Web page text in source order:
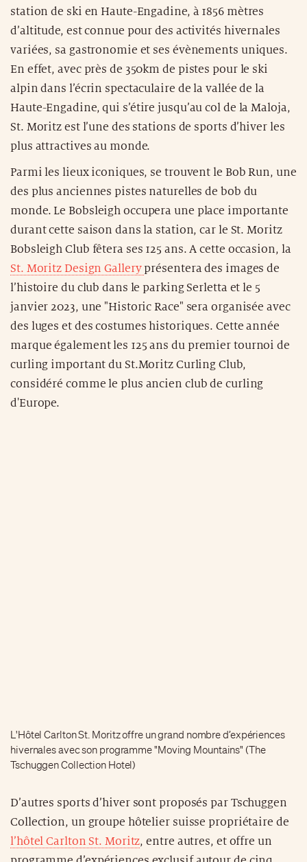
station de ski en Haute-Engadine, à 1856 mètres
d’altitude, est connue pour des activités hivernales
variées, sa gastronomie et ses évènements uniques.
En effet, avec près de 350km de pistes pour le ski
alpin dans l’écrin spectaculaire de la vallée de la
Haute-Engadine, qui s’étire jusqu’au col de la Maloja,
St. Moritz est l’une des stations de sports d’hiver les
plus attractives au monde.
Parmi les lieux iconiques, se trouvent le Bob Run, une
des plus anciennes pistes naturelles de bob du
monde. Le Bobsleigh occupera une place importante
durant cette saison dans la station, car le St. Moritz
Bobsleigh Club fêtera ses 125 ans. A cette occasion, la
St. Moritz Design Gallery présentera des images de
l’histoire du club dans le parking Serletta et le 5
janvier 2023, une "Historic Race" sera organisée avec
des luges et des costumes historiques. Cette année
marque également les 125 ans du premier tournoi de
curling important du St.Moritz Curling Club,
considéré comme le plus ancien club de curling
d'Europe.
L'Hôtel Carlton St. Moritz offre un grand nombre d’expériences
hivernales avec son programme "Moving Mountains" (The
Tschuggen Collection Hotel)
D’autres sports d’hiver sont proposés par Tschuggen
Collection, un groupe hôtelier suisse propriétaire de
l’hôtel Carlton St. Moritz, entre autres, et offre un